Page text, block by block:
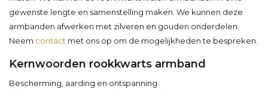
gewenste lengte en samenstelling maken. We kunnen deze
armbanden afwerken met zilveren en gouden onderdelen.
Neem contact met ons op om de mogelijkheden te bespreken.
Kernwoorden rookkwarts armband
Bescherming, aarding en ontspanning.